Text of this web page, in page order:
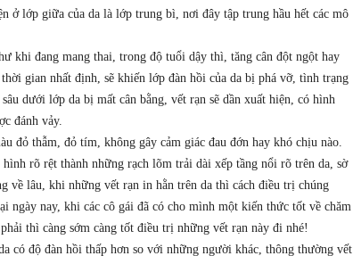
ở lớp giữa của da là lớp trung bì, nơi đây tập trung hầu hết các mô
khi đang mang thai, trong độ tuổi dậy thì, tăng cân đột ngột hay
gian nhất định, sẽ khiến lớp đàn hồi của da bị phá vỡ, tình trạng
dưới lớp da bị mất cân bằng, vết rạn sẽ dần xuất hiện, có hình
đánh vảy.
đỏ thẫm, đỏ tím, không gây cảm giác đau đớn hay khó chịu nào.
rõ rệt thành những rạch lõm trải dài xếp tầng nổi rõ trên da, sờ
về lâu, khi những vết rạn in hằn trên da thì cách điều trị chúng
ngày nay, khi các cô gái đã có cho mình một kiến thức tốt về chăm
thì càng sớm càng tốt điều trị những vết rạn này đi nhé!
có độ đàn hồi thấp hơn so với những người khác, thông thường vết